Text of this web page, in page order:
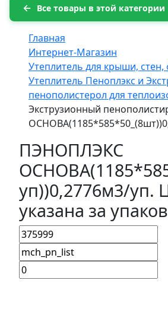
Все товары в этой категории
Главная
Интернет-Магазин
Утеплитель для крыши, стен,
Утеплитель Пеноплэкс и
пенополистерол для
Экструзионный
ПЭНОПЛЭКС
уп))0,2776м3/уп.
указана за